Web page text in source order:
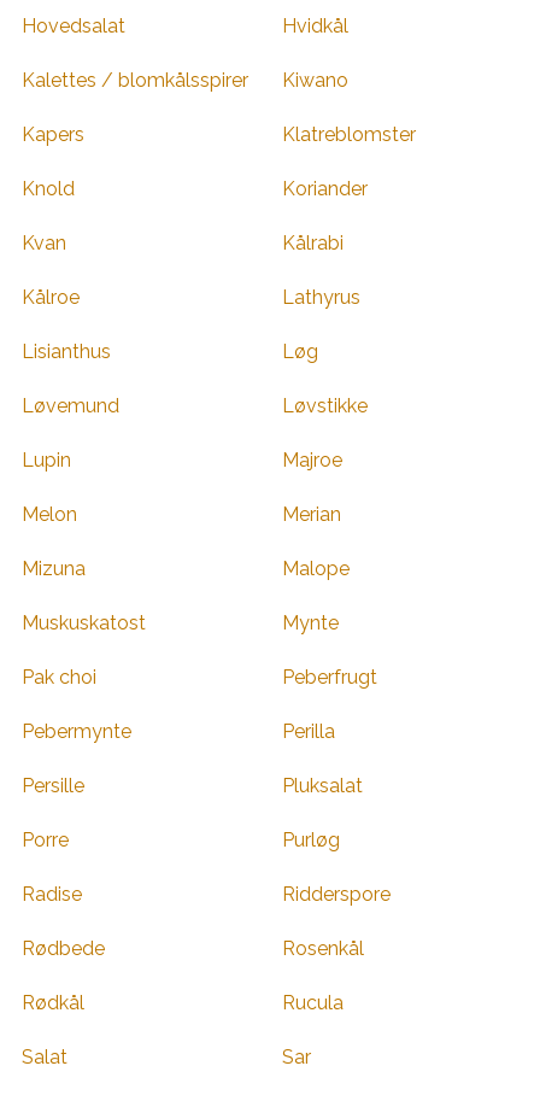
Hovedsalat Hvidkål
Kalettes / blomkålsspirer Kiwano
Kapers Klatreblomster
Knold Koriander
Kvan Kålrabi
Kålroe Lathyrus
Lisianthus Løg
Løvemund Løvstikke
Lupin Majroe
Melon Merian
Mizuna Malope
Muskuskatost Mynte
Pak choi Peberfrugt
Pebermynte Perilla
Persille Pluksalat
Porre Purløg
Radise Ridderspore
Rødbede Rosenkål
Rødkål Rucula
Salat Sar